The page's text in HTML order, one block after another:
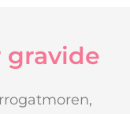
gravide